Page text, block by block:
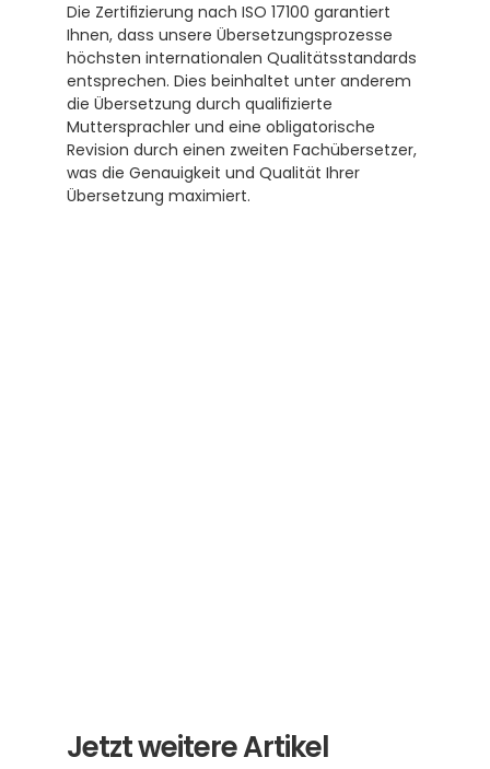
Die Zertifizierung nach ISO 17100 garantiert
Ihnen, dass unsere Übersetzungsprozesse
höchsten internationalen Qualitätsstandards
entsprechen. Dies beinhaltet unter anderem
die Übersetzung durch qualifizierte
Muttersprachler und eine obligatorische
Revision durch einen zweiten Fachübersetzer,
was die Genauigkeit und Qualität Ihrer
Übersetzung maximiert.
Jetzt weitere Artikel